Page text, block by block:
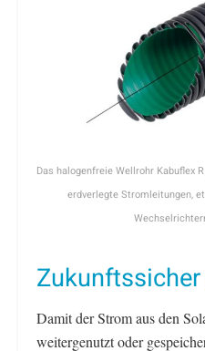
Das halogenfreie Wellrohr Kabuflex
erdverlegte Stromleitungen,
Damit der Strom aus den
weitergenutzt oder